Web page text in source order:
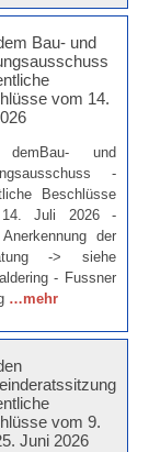
Bau- und
vom 14.
und
-
Beschlüsse
Juli 2026 -
der
-> siehe
- Fussner
…mehr
vom 9.
Juni 2026